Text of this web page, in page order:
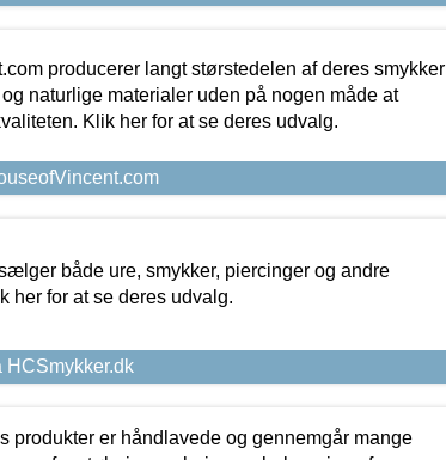
producerer langt størstedelen af deres smykker
naturlige materialer uden på nogen måde at
Klik her for at se deres udvalg.
både ure, smykker, piercinger og andre
her for at se deres udvalg.
HCSmykker.dk
produkter er håndlavede og gennemgår mange